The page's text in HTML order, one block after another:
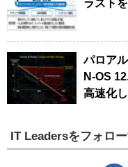
ラスト
パロア
N-OS
高速化
IT Leadersをフォロ